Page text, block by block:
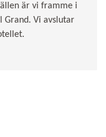
är vi framme i
Grand. Vi avslutar